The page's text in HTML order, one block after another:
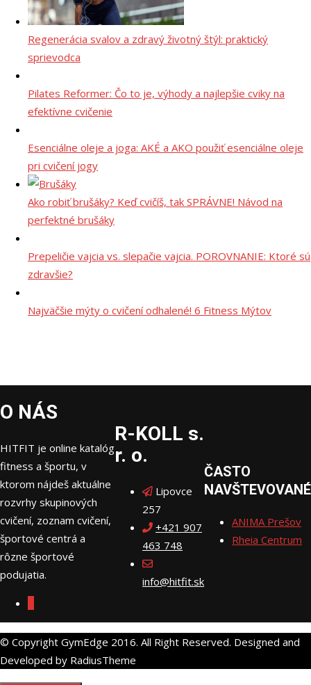
Regenerácia svalov a zdravý životný štýl: praktický
sprievodca
Pilates Reformer: Čo to je, výhody a najlepšie cviky na
efektívne cvičenie
Esenciálne oleje a joga: AKÉ a AKO použiť esenciálne oleje
pri cvičení jogy
Ako robiť brušáky? Keď cvičíš, tak SPRÁVNE! Návod na
perfektné brušáky
Prepeličie vajcia vs. slepačie vajcia. POROVNANIE: Ktoré sú
zdravšie?
Najväčšie mýty o cvičení odhalené! 6 Fitness Mýtov
O NÁS
HITFIT je online katalóg
fitness a športu, v
ktorom nájdeš aktuálne
rozvrhy skupinových
cvičení, zoznam cvičení,
športové centrá a
rôzne športové
podujatia.
R-KOLL s.
r. o.
Lipovce
257
+421 907
463 748
info@hitfit.sk
ČASTO
NAVŠTEVOVANÉ
ANIMA Prešov
Rheia Centrum
© Copyright GymEdge 2016. All Right Reserved. Designed and
Developed by RadiusTheme